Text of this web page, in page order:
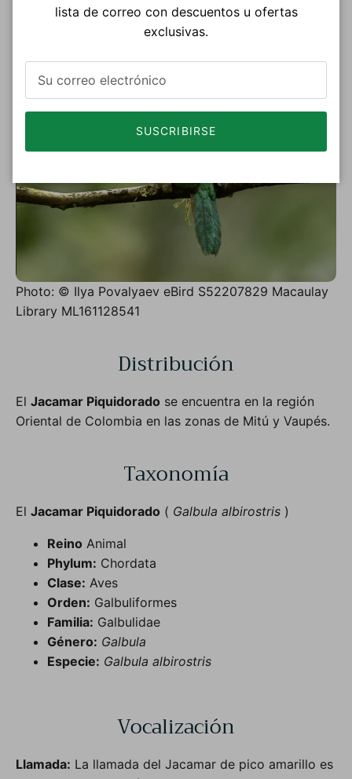
HEMBRA
Photo: © Ilya Povalyaev eBird S52207829 Macaulay
Library ML161128541
Distribución
El Jacamar Piquidorado se encuentra en la región
Oriental de Colombia en las zonas de Mitú y Vaupés.
Taxonomía
El Jacamar Piquidorado ( Galbula albirostris )
Reino Animal
Phylum: Chordata
Clase: Aves
Orden: Galbuliformes
Familia: Galbulidae
Género: Galbula
Especie: Galbula albirostris
Vocalización
Llamada: La llamada del Jacamar de pico amarillo es
lista de correo con descuentos u ofertas
exclusivas.
SUSCRIBIRSE